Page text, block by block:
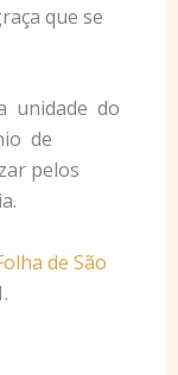
que se
unidade do
de
pelos
de São